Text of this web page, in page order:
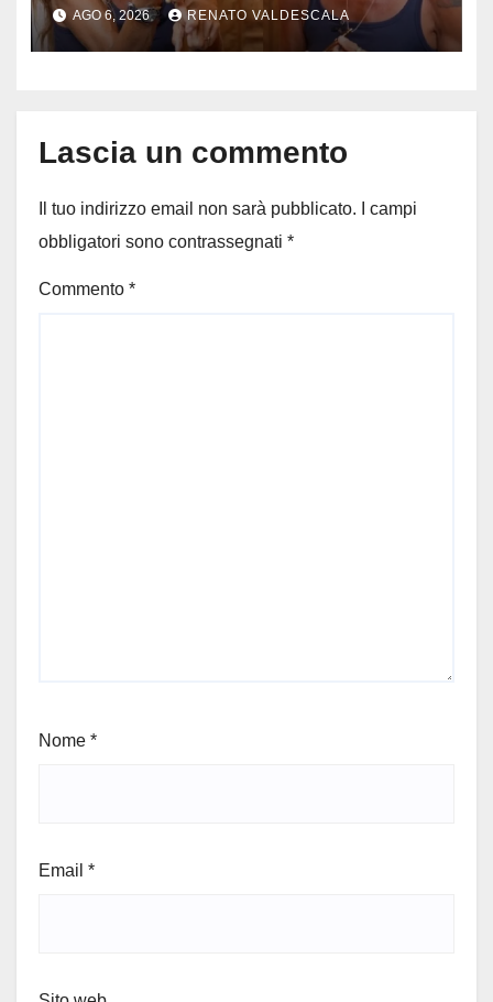
mostrato e perché ora rischia
un processo
AGO 6, 2026 RENATO VALDESCALA
Lascia un commento
Il tuo indirizzo email non sarà pubblicato.
I campi
obbligatori sono contrassegnati *
Commento *
Nome *
Email *